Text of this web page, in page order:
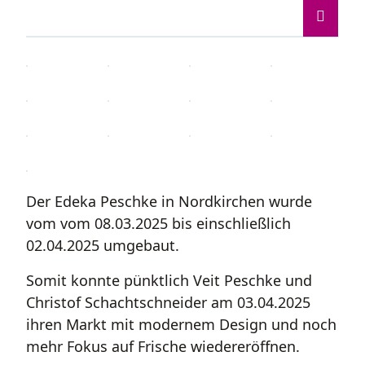
Der Edeka Peschke in Nordkirchen wurde
vom vom 08.03.2025 bis einschließlich
02.04.2025 umgebaut.
Somit konnte pünktlich Veit Peschke und
Christof Schachtschneider am 03.04.2025
ihren Markt mit modernem Design und noch
mehr Fokus auf Frische wiedereröffnen.